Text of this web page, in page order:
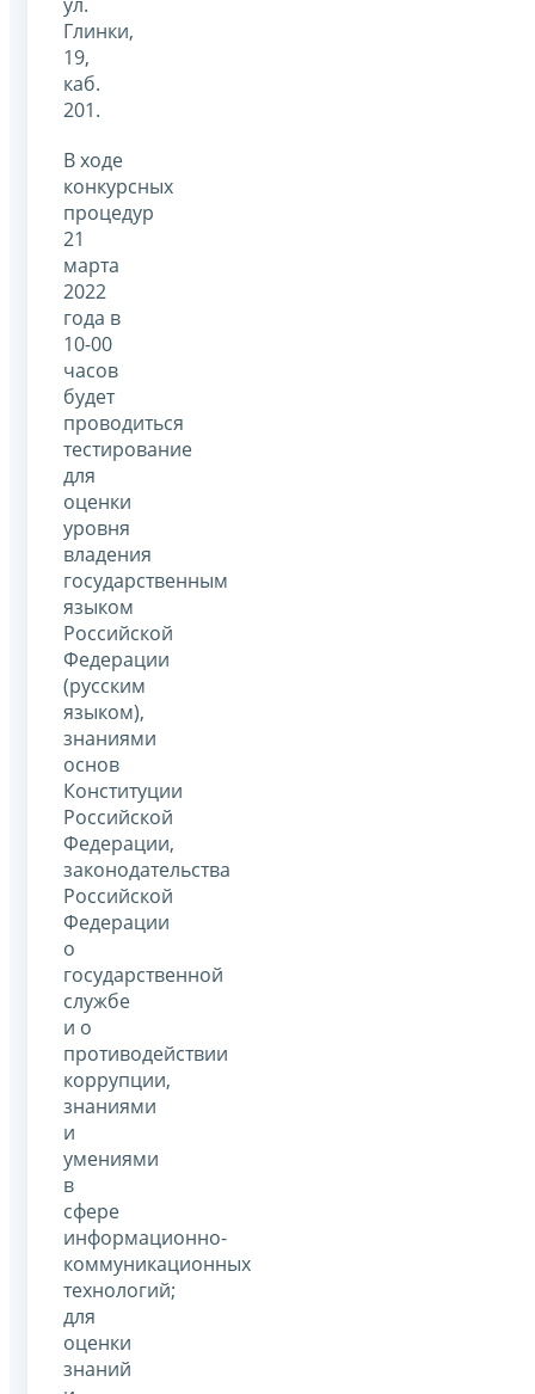
Глинки,
19,
каб.
201.
В ходе
конкурсных
процедур
21
марта
2022
года в
10-00
часов
будет
проводиться
тестирование
для
оценки
уровня
владения
государственным
языком
Российской
Федерации
(русским
языком),
знаниями
основ
Конституции
Российской
Федерации,
законодательства
Российской
Федерации
о
государственной
службе
и о
противодействии
коррупции,
знаниями
и
умениями
в
сфере
информационно-
коммуникационных
технологий;
для
оценки
знаний